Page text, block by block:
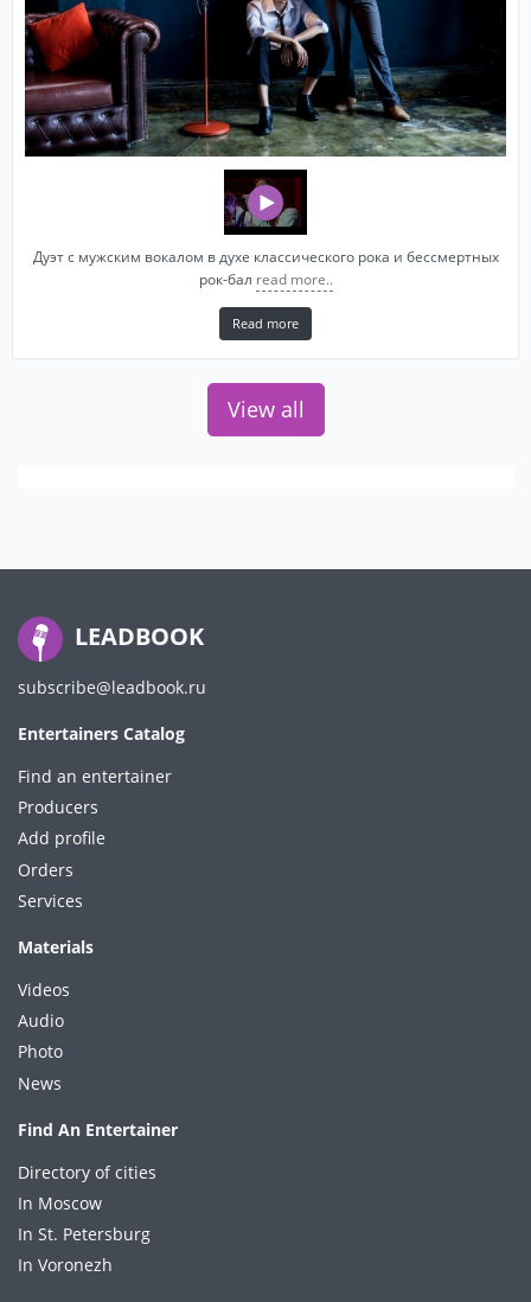
Дуэт с мужским вокалом в духе классического рока и бессмертных
рок-бал read more..
Read more
View all
LEADBOOK
subscribe@leadbook.ru
Entertainers Catalog
Find an entertainer
Producers
Add profile
Orders
Services
Materials
Videos
Audio
Photo
News
Find An Entertainer
Directory of cities
In Moscow
In St. Petersburg
In Voronezh